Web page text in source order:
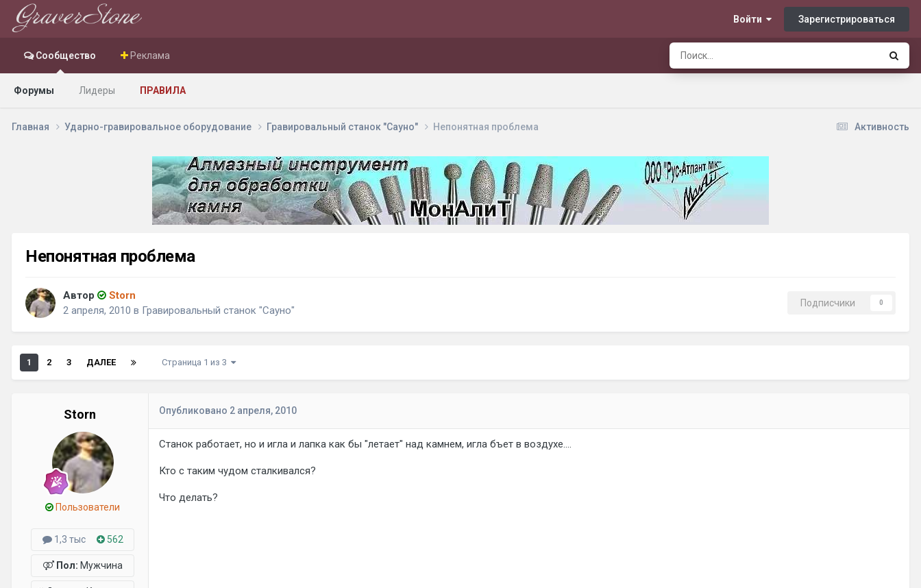
Войти Зарегистрироваться
Сообщество
Форумы Лидеры ПРАВИЛА
Реклама
Активность
Главная Ударно-гравировальное оборудование Гравировальный станок "Сауно" Непонятная проблема
Непонятная проблема
Автор
Storn
2 апреля, 2010 в Гравировальный станок "Сауно"
Подписчики 0
1 2 3 ДАЛЕЕ Страница 1 из 3
Storn
Пользователи
1,3 тыс 562
Пол: Мужчина
Опубликовано 2 апреля, 2010
Станок работает, но и игла и лапка как бы "летает" над камнем, игла бъет в воздухе....
Кто с таким чудом сталкивался?
Что делать?